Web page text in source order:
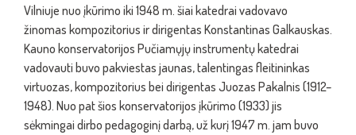
Vilniuje nuo įkūrimo iki 1948 m. šiai katedrai vadovavo
žinomas kompozitorius ir dirigentas Konstantinas Galkauskas.
Kauno konservatorijos Pučiamųjų instrumentų katedrai
vadovauti buvo pakviestas jaunas, talentingas fleitininkas
virtuozas, kompozitorius bei dirigentas Juozas Pakalnis (1912–
1948). Nuo pat šios konservatorijos įkūrimo (1933) jis
sėkmingai dirbo pedagoginį darbą, už kurį 1947 m. jam buvo